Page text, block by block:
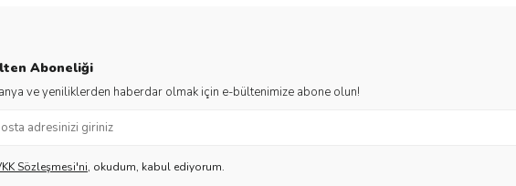
Aboneliği
ve yeniliklerden haberdar olmak için e-bültenimize abone olun!
Sözleşmesi'ni, okudum, kabul ediyorum.